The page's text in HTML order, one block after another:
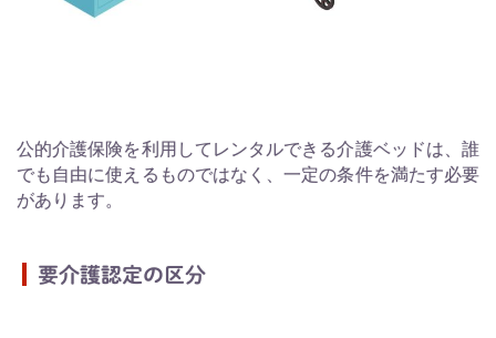
公的介護保険を利用してレンタルできる介護ベッドは、誰
でも自由に使えるものではなく、一定の条件を満たす必要
があります。
要介護認定の区分